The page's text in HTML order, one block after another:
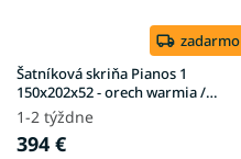
zadarmo
Šatníková skriňa Pianos 1
150x202x52 - orech warmia /
zlatá
1-2 týždne
394 €